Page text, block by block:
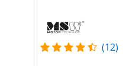
(12)